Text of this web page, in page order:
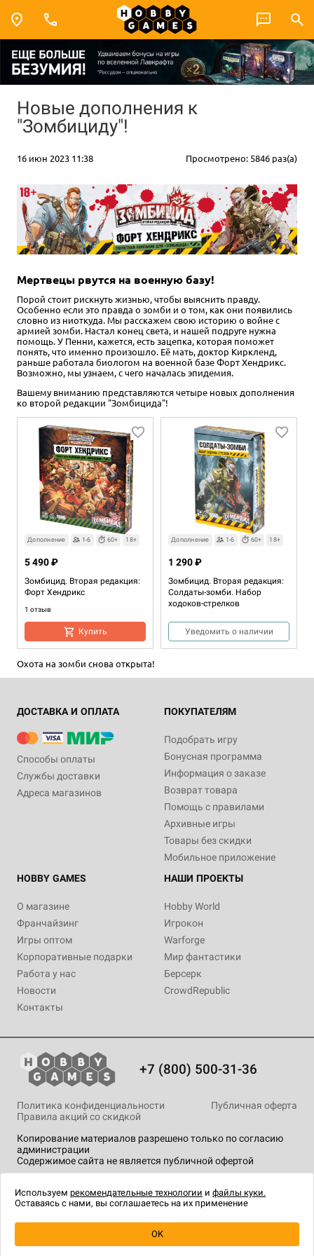
Новые дополнения к
"Зомбициду"!
16 июн 2023 11:38 Просмотрено: 5846 раз(а)
Мертвецы рвутся на военную базу!
Порой стоит рискнуть жизнью, чтобы выяснить правду.
Особенно если это правда о зомби и о том, как они появились
словно из ниоткуда. Мы расскажем свою историю о войне с
армией зомби. Настал конец света, и нашей подруге нужна
помощь. У Пенни, кажется, есть зацепка, которая поможет
понять, что именно произошло. Её мать, доктор Киркленд,
раньше работала биологом на военной базе Форт Хендрикс.
Возможно, мы узнаем, с чего началась эпидемия.
Вашему вниманию представляются четыре новых дополнения
ко второй редакции "Зомбицида"!
Дополнение 1-6 60+ 18+
Зомбицид. Вторая редакция:
Форт Хендрикс
1 отзыв
5 490 ₽
Купить
Дополнение 1-6 60+ 18+
Зомбицид. Вторая редакция:
Солдаты-зомби. Набор
ходоков-стрелков
1 290 ₽
Уведомить о наличии
Дополнение
2 990 ₽
Уведомить о наличии
Дополнение 1-6 60+
Зомбицид. Вторая редакция:
Городские легенды. Набор
отродий
2 490 ₽
Уведомить о наличии
Охота на зомби снова открыта!
ДОСТАВКА И ОПЛАТА
Способы оплаты
Службы доставки
Адреса магазинов
ПОКУПАТЕЛЯМ
Подобрать игру
Бонусная программа
Информация о заказе
Возврат товара
Помощь с правилами
Архивные игры
Товары без скидки
Мобильное приложение
HOBBY GAMES
О магазине
Франчайзинг
Игры оптом
Корпоративные подарки
Работа у нас
Новости
Контакты
НАШИ ПРОЕКТЫ
Hobby World
Игрокон
Warforge
Мир фантастики
Берсерк
CrowdRepublic
+7 (800) 500-31-36
Копирование материалов разрешено только по согласию
администрации
Содержимое сайта не является публичной офертой
Политика конфиденциальности
Публичная оферта
Правила акций со скидкой
технологии .
Используем рекомендательные технологии и файлы куки.
Оставаясь с нами, вы соглашаетесь на их применение
OK